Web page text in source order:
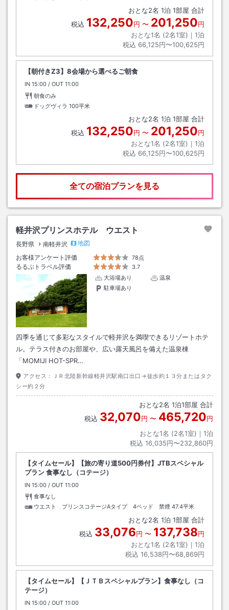
おとな2名 1泊 1部屋 合計
税込 132,250円 〜 201,250円
おとな1名 (2名1室)｜ 1泊
税込 66,125円〜100,625円
【朝付きZ3】8会場から選べるご朝食
IN チェックイン
15:00 / OUT チェックアウト
11:00
朝食のみ
ドッグヴィラ 100平米
おとな2名 1泊 1部屋 合計
税込 132,250円 〜 201,250円
おとな1名 (2名1室)｜ 1泊
税込 66,125円〜100,625円
全ての宿泊プランを見る
軽井沢プリンスホテル ウエスト
長野県 南軽井沢
地図
お客様アンケート評価
78点
るるぶトラベル評価
3.7
大浴場あり
温泉
駐車場あり
四季を通じて多彩なスタイルで軽井沢を満喫できるリゾートホテ
ル。テラス付きのお部屋や、広い露天風呂を備えた温泉棟
「MOMIJI HOT-SPR…
アクセス：
ＪＲ北陸新幹線軽井沢駅南口出口→徒歩約１３分またはタク
シー約２分
おとな2名 1泊1部屋 合計
税込 32,070円 〜 465,720円
おとな1名 (2名1室)｜ 1泊
税込 16,035円〜232,860円
【タイムセール】【旅の寄り道500円券付】JTBスペシャル
プラン 食事なし（コテージ）
IN チェックイン
15:00 / OUT チェックアウト
11:00
食事なし
ウエスト プリンスコテージAタイプ 4ベッド 禁煙 47.4平米
おとな2名 1泊 1部屋 合計
税込 33,076円 〜 137,738円
おとな1名 (2名1室)｜ 1泊
税込 16,538円〜68,869円
【タイムセール】【ＪＴＢスペシャルプラン】食事なし（コ
テージ）
IN チェックイン
15:00 / OUT チェックアウト
11:00